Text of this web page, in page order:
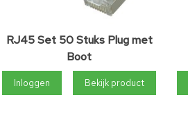
RJ45 Set 50 Stuks Plug met
Boot
Inloggen Bekijk product